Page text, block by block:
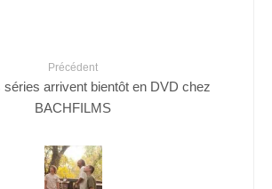
Précédent
séries arrivent bientôt en DVD chez
BACHFILMS